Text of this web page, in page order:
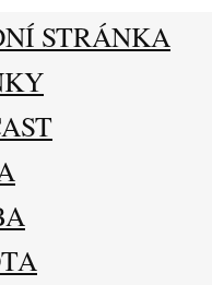
STRÁNKA